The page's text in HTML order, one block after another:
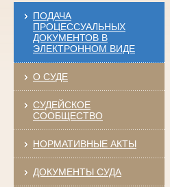
ПОДАЧА
ПРОЦЕССУАЛЬНЫХ
ДОКУМЕНТОВ В
ЭЛЕКТРОННОМ ВИДЕ
О СУДЕ
СУДЕЙСКОЕ
СООБЩЕСТВО
НОРМАТИВНЫЕ АКТЫ
ДОКУМЕНТЫ СУДА